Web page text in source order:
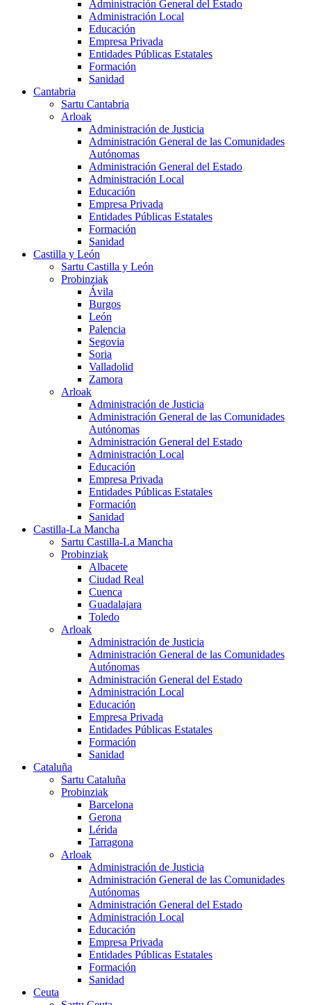
Administración General del Estado
Administración Local
Educación
Empresa Privada
Entidades Públicas Estatales
Formación
Sanidad
Cantabria
Sartu Cantabria
Arloak
Administración de Justicia
Administración General de las Comunidades
Autónomas
Administración General del Estado
Administración Local
Educación
Empresa Privada
Entidades Públicas Estatales
Formación
Sanidad
Castilla y León
Sartu Castilla y León
Probinziak
Ávila
Burgos
León
Palencia
Segovia
Soria
Valladolid
Zamora
Arloak
Administración de Justicia
Administración General de las Comunidades
Autónomas
Administración General del Estado
Administración Local
Educación
Empresa Privada
Entidades Públicas Estatales
Formación
Sanidad
Castilla-La Mancha
Sartu Castilla-La Mancha
Probinziak
Albacete
Ciudad Real
Cuenca
Guadalajara
Toledo
Arloak
Administración de Justicia
Administración General de las Comunidades
Autónomas
Administración General del Estado
Administración Local
Educación
Empresa Privada
Entidades Públicas Estatales
Formación
Sanidad
Cataluña
Sartu Cataluña
Probinziak
Barcelona
Gerona
Lérida
Tarragona
Arloak
Administración de Justicia
Administración General de las Comunidades
Autónomas
Administración General del Estado
Administración Local
Educación
Empresa Privada
Entidades Públicas Estatales
Formación
Sanidad
Ceuta